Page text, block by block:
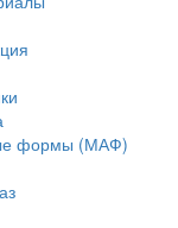
формы (МАФ)